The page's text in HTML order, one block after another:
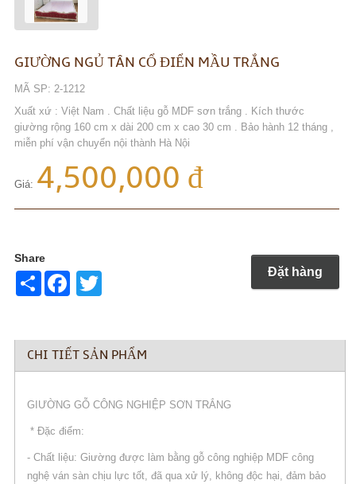
GIƯỜNG NGỦ TÂN CỔ ĐIỂN MẦU TRẮNG
MÃ SP: 2-1212
Xuất xứ : Việt Nam . Chất liệu gỗ MDF sơn trắng . Kích thước
giường rộng 160 cm x dài 200 cm x cao 30 cm . Bảo hành 12 tháng ,
miễn phí vận chuyển nội thành Hà Nội
Giá: 4,500,000 đ
Share
Share Twitter Đặt hàng
CHI TIẾT SẢN PHẨM
GIƯỜNG GỖ CÔNG NGHIỆP SƠN TRẮNG
* Đặc điểm:
- Chất liệu: Giường được làm bằng gỗ công nghiệp MDF công
nghệ ván sàn chịu lực tốt, đã qua xử lý, không độc hại, đảm bảo